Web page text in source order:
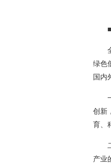
绿色
国内
创新
育、
产业